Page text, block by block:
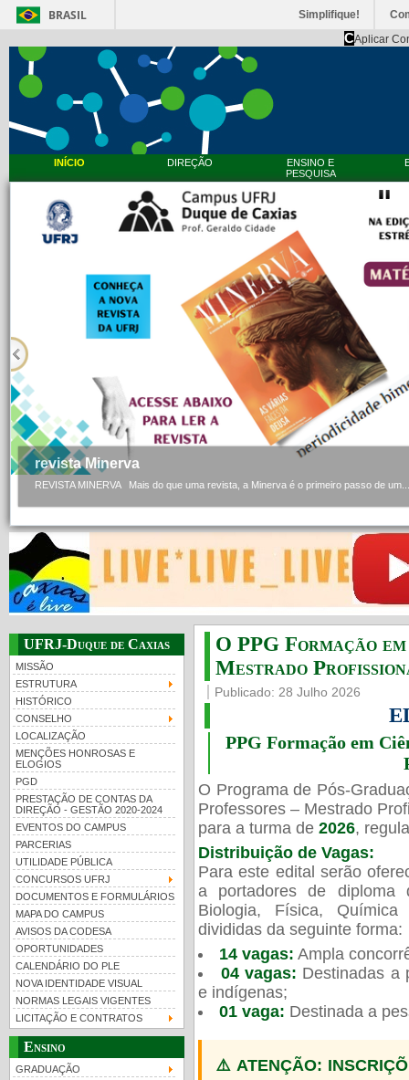
BRASIL Simplifique!
CAplicar
INÍCIO DIREÇÃO
ENSINO E
PESQUISA
revista Minerva
REVISTA MINERVA Mais do que uma revista, a Minerva é o primeiro passo de um...
UFRJ-Duque de Caxias
MISSÃO
ESTRUTURA
HISTÓRICO
CONSELHO
LOCALIZAÇÃO
MENÇÕES HONROSAS E
ELOGIOS
PGD
PRESTAÇÃO DE CONTAS DA
DIREÇÃO - GESTÃO 2020-2024
EVENTOS DO CAMPUS
PARCERIAS
UTILIDADE PÚBLICA
CONCURSOS UFRJ
DOCUMENTOS E FORMULÁRIOS
MAPA DO CAMPUS
AVISOS DA CODESA
OPORTUNIDADES
CALENDÁRIO DO PLE
NOVA IDENTIDADE VISUAL
NORMAS LEGAIS VIGENTES
LICITAÇÃO E CONTRATOS
Ensino
GRADUAÇÃO
O PPG Formação
Mestrado
Publicado: 28 Julho 2026
PPG Formação em
O Programa de Pós-
Professores – Mestrado
para a turma de 2026,
Distribuição de Vagas:
Para este edital serão
a portadores de diploma
Biologia, Física,
divididas da seguinte forma:
14 vagas: Ampla
04 vagas: Destinadas a
e indígenas;
01 vaga: Destinada a
⚠️ ATENÇÃO:
Guia de boas práticas
UFRJ 100 anos